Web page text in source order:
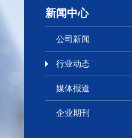
新闻中心
公司新闻
行业动态
媒体报道
企业期刊